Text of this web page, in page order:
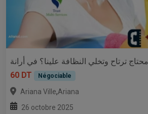
محتاج ترتاح وتخلي النظافة علينا؟ في أرانة
60 DT
Négociable
Ariana Ville,Ariana
26 octobre 2025